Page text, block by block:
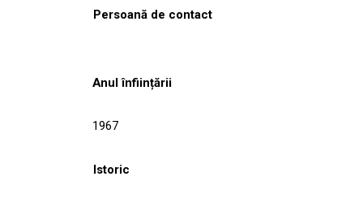
Persoană de contact
Anul înființării
1967
Istoric